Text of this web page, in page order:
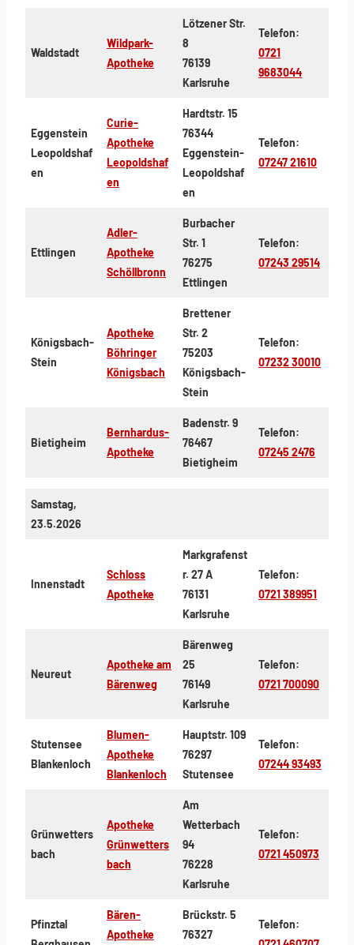
Waldstadt
Wildpark-
Apotheke
Lötzener Str.
8
76139
Karlsruhe
Telefon:
0721
9683044
Eggenstein
Leopoldshaf
en
Curie-
Apotheke
Leopoldshaf
en
Hardtstr. 15
76344
Eggenstein-
Leopoldshaf
en
Telefon:
07247 21610
Ettlingen
Adler-
Apotheke
Schöllbronn
Burbacher
Str. 1
76275
Ettlingen
Telefon:
07243 29514
Königsbach-
Stein
Apotheke
Böhringer
Königsbach
Brettener
Str. 2
75203
Königsbach-
Stein
Telefon:
07232 30010
Bietigheim
Bernhardus-
Apotheke
Badenstr. 9
76467
Bietigheim
Telefon:
07245 2476
Samstag,
23.5.2026
Innenstadt
Schloss
Apotheke
Markgrafenst
r. 27 A
76131
Karlsruhe
Telefon:
0721 389951
Neureut
Apotheke am
Bärenweg
Bärenweg
25
76149
Karlsruhe
Telefon:
0721 700090
Stutensee
Blankenloch
Blumen-
Apotheke
Blankenloch
Hauptstr. 109
76297
Stutensee
Telefon:
07244 93493
Grünwetters
bach
Apotheke
Grünwetters
bach
Am
Wetterbach
94
76228
Karlsruhe
Telefon:
0721 450973
Pfinztal
Bären-
Apotheke
Brückstr. 5
76327
Telefon: